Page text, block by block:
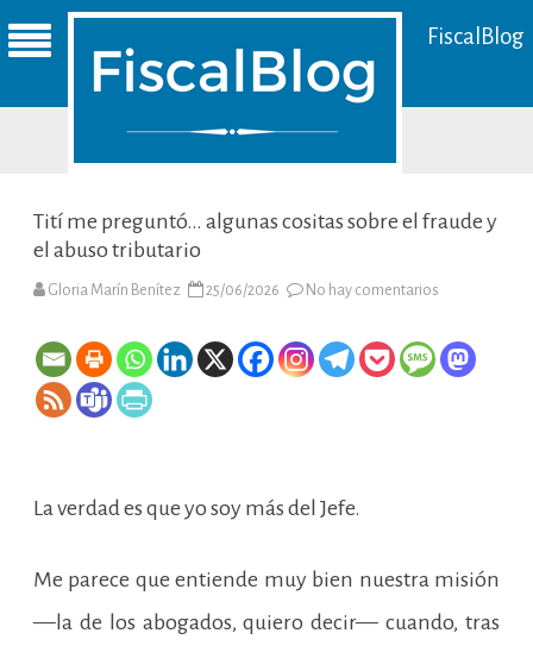
FiscalBlog
Tití me preguntó… algunas cositas sobre el fraude y
el abuso tributario
Gloria Marín Benítez 25/06/2026 No hay comentarios
preguntó…
algunas
cositas
La verdad es que yo soy más del Jefe.
Me parece que entiende muy bien nuestra misión
—la de los abogados, quiero decir— cuando, tras